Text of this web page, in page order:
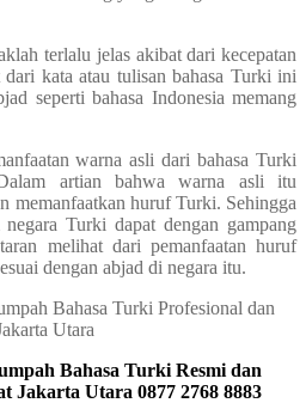
terlalu jelas akibat dari kecepatan
kata atau tulisan bahasa Turki ini
seperti bahasa Indonesia memang
warna asli dari bahasa Turki
artian bahwa warna asli itu
memanfaatkan huruf Turki. Sehingga
Turki dapat dengan gampang
melihat dari pemanfaatan huruf
dengan abjad di negara itu.
Bahasa Turki Resmi dan
Jakarta Utara 0877 2768 8883